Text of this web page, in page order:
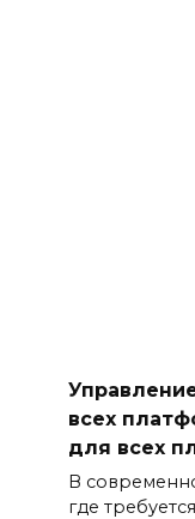
всех
для всех
В
где требуется